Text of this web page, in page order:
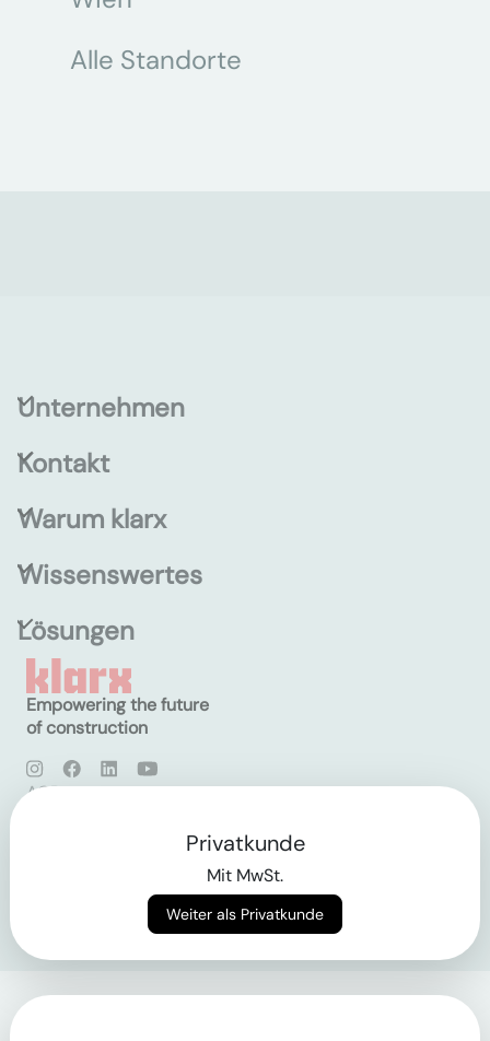
Alle Standorte
Unternehmen
Kontakt
Warum klarx
Wissenswertes
Lösungen
Empowering the future
of construction
AGB
Privatkunde
Mit MwSt.
Weiter als Privatkunde